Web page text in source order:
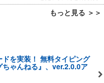
もっと見る ＞＞
を実装！ 無料タイピング
ゃんねる』、ver.2.0.0ア